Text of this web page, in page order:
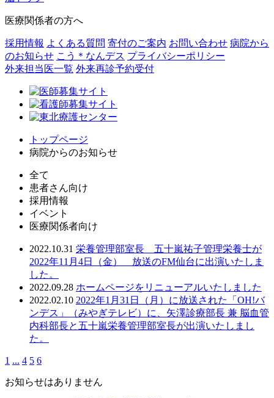
医療関係者の方へ
採用情報 よくある質問 寄付のご案内 お問い合わせ 病院から
のお知らせ こう＊なんデス プライバシーポリシー
外来担当医一覧 外来再診予約受付
トップページ
病院からのお知らせ
全て
患者さん向け
採用情報
イベント
医療関係者向け
2022.10.31 栄養管理部室長 五十嵐祐子管理栄養士が
2022年11月4日（金） 放送のFM仙台に出演いたしま
した。
2022.09.28 ホームページをリニューアルいたしました
2022.02.10 2022年1月31日（月）に放送された「OH!バ
ンデス」（みやぎテレビ）に、矢澤診療部長 兼 脳血管
内科部長と五十嵐栄養管理部室長が出演いたしまし
た。
1 ... 4 5 6
お知らせはありません